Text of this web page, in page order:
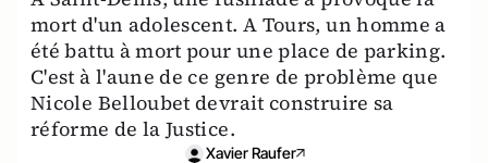
mort d'un adolescent. A Tours, un homme a
été battu à mort pour une place de parking.
C'est à l'aune de ce genre de problème que
Nicole Belloubet devrait construire sa
réforme de la Justice.
Xavier Raufer